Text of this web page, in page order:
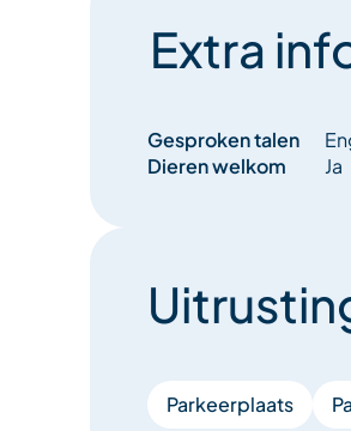
Extra
Gesproken talen
Dieren welkom
Ja
Parkeerplaats